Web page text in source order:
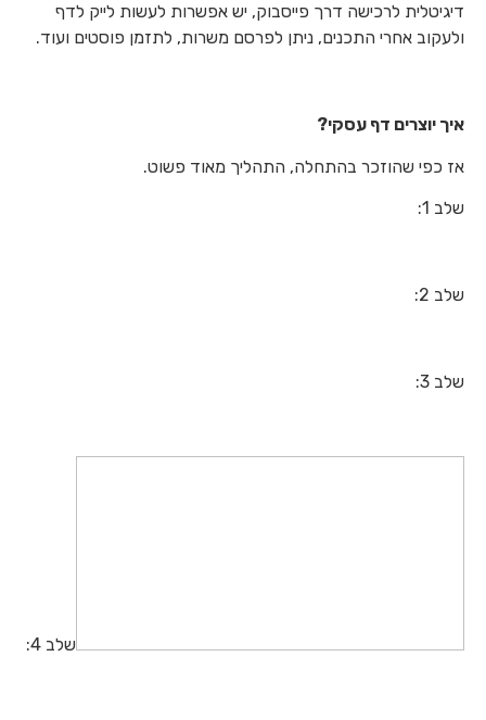
דיגיטלית לרכישה דרך פייסבוק, יש אפשרות לעשות לייק לדף
ולעקוב אחרי התכנים, ניתן לפרסם משרות, לתזמן פוסטים ועוד.
איך יוצרים דף עסקי?
אז כפי שהוזכר בהתחלה, התהליך מאוד פשוט.
שלב 1:
שלב 2:
שלב 3:
שלב 4: